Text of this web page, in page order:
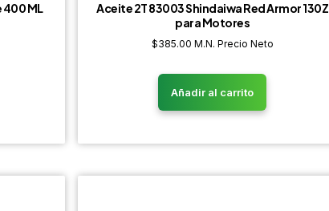
400 ML
Aceite 2T 83003 Shindaiwa Red Armor 130Z
para Motores
$385.00 M.N. Precio Neto
Añadir al carrito